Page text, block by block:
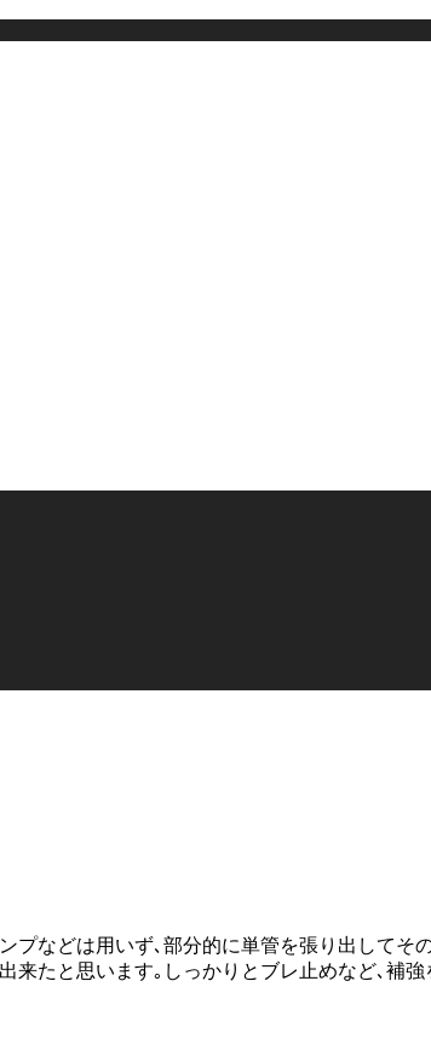
などは用いず､部分的に単管を張り出してそ
たと思います｡しっかりとブレ止めなど､補強